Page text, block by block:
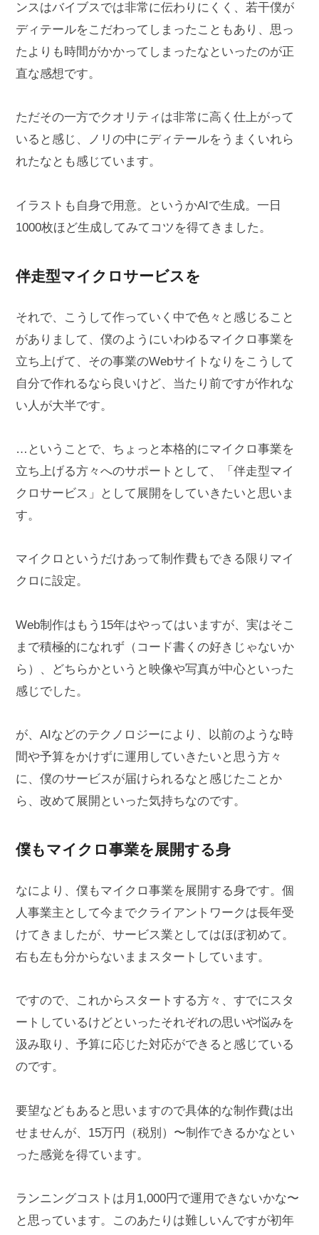
ンスはバイブスでは非常に伝わりにくく、若干僕が
ディテールをこだわってしまったこともあり、思っ
たよりも時間がかかってしまったなといったのが正
直な感想です。
ただその一方でクオリティは非常に高く仕上がって
いると感じ、ノリの中にディテールをうまくいれら
れたなとも感じています。
イラストも自身で用意。というかAIで生成。一日
1000枚ほど生成してみてコツを得てきました。
伴走型マイクロサービスを
それで、こうして作っていく中で色々と感じること
がありまして、僕のようにいわゆるマイクロ事業を
立ち上げて、その事業のWebサイトなりをこうして
自分で作れるなら良いけど、当たり前ですが作れな
い人が大半です。
…ということで、ちょっと本格的にマイクロ事業を
立ち上げる方々へのサポートとして、「伴走型マイ
クロサービス」として展開をしていきたいと思いま
す。
マイクロというだけあって制作費もできる限りマイ
クロに設定。
Web制作はもう15年はやってはいますが、実はそこ
まで積極的になれず（コード書くの好きじゃないか
ら）、どちらかというと映像や写真が中心といった
感じでした。
が、AIなどのテクノロジーにより、以前のような時
間や予算をかけずに運用していきたいと思う方々
に、僕のサービスが届けられるなと感じたことか
ら、改めて展開といった気持ちなのです。
僕もマイクロ事業を展開する身
なにより、僕もマイクロ事業を展開する身です。個
人事業主として今までクライアントワークは長年受
けてきましたが、サービス業としてはほぼ初めて。
右も左も分からないままスタートしています。
ですので、これからスタートする方々、すでにスタ
ートしているけどといったそれぞれの思いや悩みを
汲み取り、予算に応じた対応ができると感じている
のです。
要望などもあると思いますので具体的な制作費は出
せませんが、15万円（税別）〜制作できるかなとい
った感覚を得ています。
ランニングコストは月1,000円で運用できないかな〜
と思っています。このあたりは難しいんですが初年